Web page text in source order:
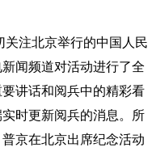
注北京举行的中国人民
闻频道对活动进行了全
讲话和阅兵中的精彩看
时更新阅兵的消息。所
京在北京出席纪念活动